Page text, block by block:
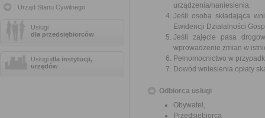
Urząd Stanu Cywilnego
Usługi
dla przedsiębiorców
Usługi dla instytucji,
urzędów
urządzenia/naniesienia.
Jeśli osoba składająca
Ewidencji Działalności
Jeśli zajęcie pasa
wprowadzenie zmian w
Pełnomocnictwo w
Dowód wniesienia opłaty
Odbiorca usługi
Obywatel,
Przedsiębiorca